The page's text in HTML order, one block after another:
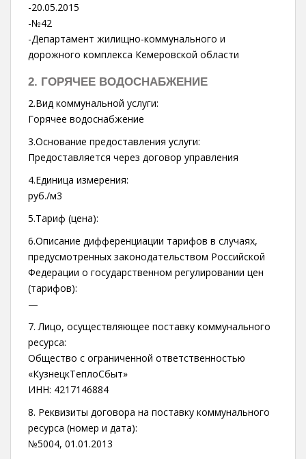
-20.05.2015
-№42
-Департамент жилищно-коммунального и
дорожного комплекса Кемеровской области
2. ГОРЯЧЕЕ ВОДОСНАБЖЕНИЕ
2.Вид коммунальной услуги:
Горячее водоснабжение
3.Основание предоставления услуги:
Предоставляется через договор управления
4.Единица измерения:
руб./м3
5.Тариф (цена):
6.Описание дифференциации тарифов в случаях,
предусмотренных законодательством Российской
Федерации о государственном регулировании цен
(тарифов):
—
7. Лицо, осуществляющее поставку коммунального
ресурса:
Общество с ограниченной ответственностью
«КузнецкТеплоСбыт»
ИНН: 4217146884
8. Реквизиты договора на поставку коммунального
ресурса (номер и дата):
№5004, 01.01.2013